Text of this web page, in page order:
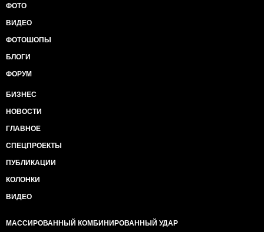
ФОТО
ВИДЕО
ФОТОШОПЫ
БЛОГИ
ФОРУМ
БИЗНЕС
НОВОСТИ
ГЛАВНОЕ
СПЕЦПРОЕКТЫ
ПУБЛИКАЦИИ
КОЛОНКИ
ВИДЕО
МАССИРОВАННЫЙ КОМБИНИРОВАННЫЙ УДАР